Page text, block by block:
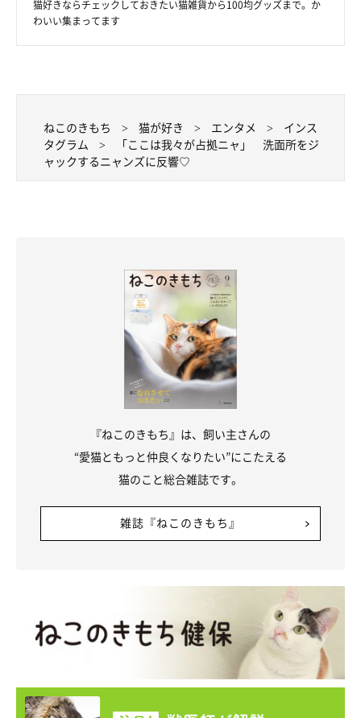
猫好きならチェックしておきたい猫雑貨から100均グッズまで。か
わいい集まってます
ねこのきもち 猫が好き エンタメ
インス
タグラム
「ここは我々が占拠ニャ」 洗面所をジ
ャックするニャンズに反響♡
『ねこのきもち』は、飼い主さんの
“愛猫ともっと仲良くなりたい”にこたえる
猫のこと総合雑誌です。
雑誌『ねこのきもち』